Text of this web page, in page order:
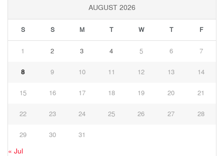
AUGUST 2026
S S M T W T F
1 2 3 4 5 6 7
8 9 10 11 12 13 14
15 16 17 18 19 20 21
22 23 24 25 26 27 28
29 30 31
« Jul